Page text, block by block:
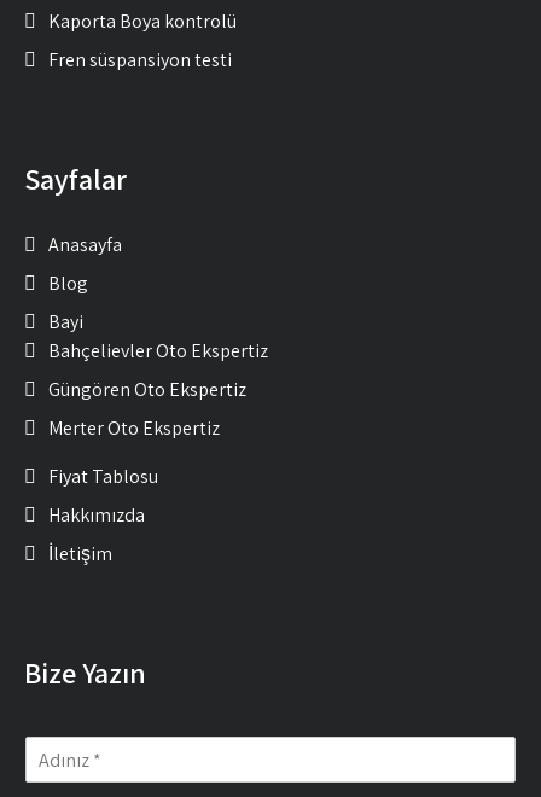
Kaporta Boya kontrolü
Fren süspansiyon testi
Sayfalar
Anasayfa
Blog
Bayi
Bahçelievler Oto Ekspertiz
Güngören Oto Ekspertiz
Merter Oto Ekspertiz
Fiyat Tablosu
Hakkımızda
İletişim
Bize Yazın